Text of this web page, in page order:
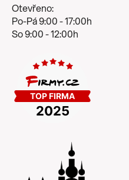
Otevřeno:
Po-Pá 9:00 - 17:00h
So 9:00 - 12:00h